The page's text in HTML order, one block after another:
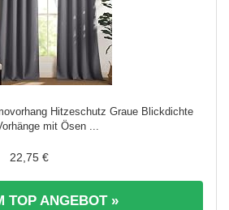
Hitzeschutz Graue Blickdichte
mit Ösen ...
22,75 €
TOP ANGEBOT »